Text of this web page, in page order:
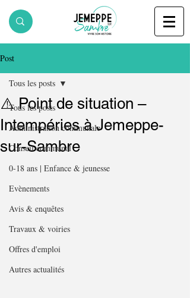
Post
Tous les posts
Administration communale
Conseil communal
0-18 ans | Enfance & jeunesse
Evènements
Avis & enquêtes
Travaux & voiries
Offres d'emploi
Autres actualités
Tous les posts
⚠️ Point de situation –
Intempéries à Jemeppe-
sur-Sambre